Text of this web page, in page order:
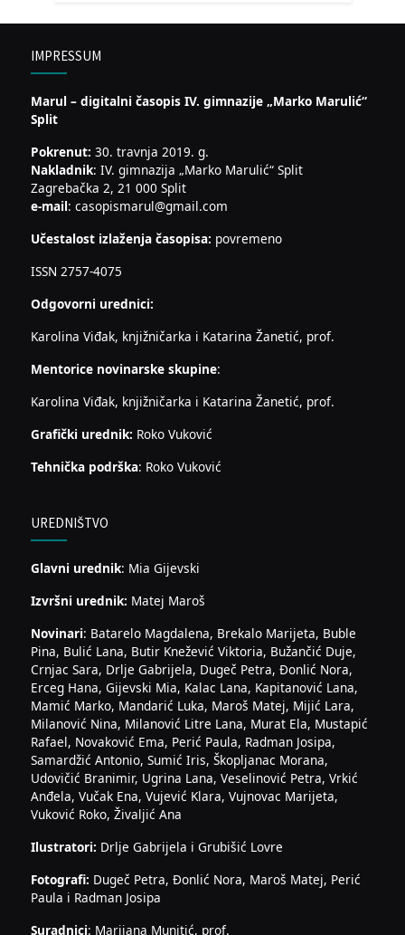
IMPRESSUM
Marul – digitalni časopis IV. gimnazije „Marko Marulić“
Split
Pokrenut: 30. travnja 2019. g.
Nakladnik: IV. gimnazija „Marko Marulić“ Split
Zagrebačka 2, 21 000 Split
e-mail: casopismarul@gmail.com
Učestalost izlaženja časopisa: povremeno
ISSN 2757-4075
Odgovorni urednici:
Karolina Viđak, knjižničarka i Katarina Žanetić, prof.
Mentorice novinarske skupine:
Karolina Viđak, knjižničarka i Katarina Žanetić, prof.
Grafički urednik: Roko Vuković
Tehnička podrška: Roko Vuković
UREDNIŠTVO
Glavni urednik: Mia Gijevski
Izvršni urednik: Matej Maroš
Novinari: Batarelo Magdalena, Brekalo Marijeta, Buble
Pina, Bulić Lana, Butir Knežević Viktoria, Bužančić Duje,
Crnjac Sara, Drlje Gabrijela, Dugeč Petra, Đonlić Nora,
Erceg Hana, Gijevski Mia, Kalac Lana, Kapitanović Lana,
Mamić Marko, Mandarić Luka, Maroš Matej, Mijić Lara,
Milanović Nina, Milanović Litre Lana, Murat Ela, Mustapić
Rafael, Novaković Ema, Perić Paula, Radman Josipa,
Samardžić Antonio, Sumić Iris, Škopljanac Morana,
Udovičić Branimir, Ugrina Lana, Veselinović Petra, Vrkić
Anđela, Vučak Ena, Vujević Klara, Vujnovac Marijeta,
Vuković Roko, Živaljić Ana
Ilustratori: Drlje Gabrijela i Grubišić Lovre
Fotografi: Dugeč Petra, Đonlić Nora, Maroš Matej, Perić
Paula i Radman Josipa
Suradnici: Marijana Munitić, prof.